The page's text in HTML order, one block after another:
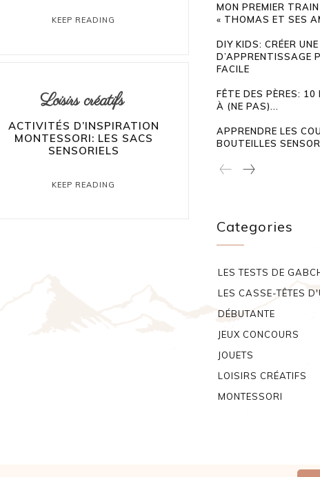
KEEP READING
Loisirs créatifs
ACTIVITÉS D’INSPIRATION
MONTESSORI: LES SACS
SENSORIELS
KEEP READING
MON PREMIER
« THOMAS ET SES
DIY KIDS: CRÉER
D’APPRENTISSAGE
FACILE
FÊTE DES PÈRES: 10
À (NE PAS)...
APPRENDRE LES
BOUTEILLES
Categories
LES TESTS DE
LES CASSE-TÊTES
DÉBUTANTE
JEUX CONCOURS
JOUETS
LOISIRS CRÉATIFS
MONTESSORI